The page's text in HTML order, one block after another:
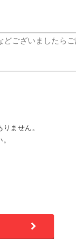
ません。